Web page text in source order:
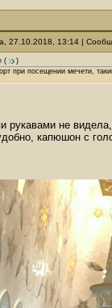
27.10.2018, 13:14 |
(
)
при посещении мечети,
рукавами не
капюшон с